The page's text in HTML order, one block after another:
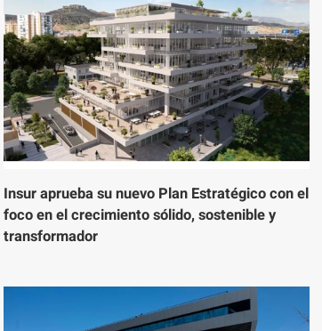
Insur aprueba su nuevo Plan Estratégico con el
foco en el crecimiento sólido, sostenible y
transformador